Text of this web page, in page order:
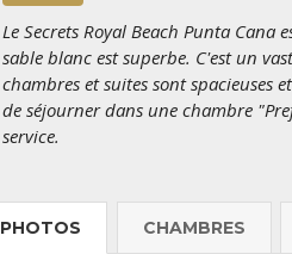
Le Secrets Royal Beach Punta
sable blanc est superbe. C'est un
chambres et suites sont spacieuses
de séjourner dans une chambre
service.
PHOTOS CHAMBRES